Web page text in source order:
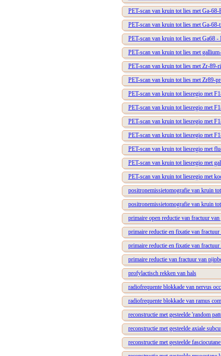
PET-scan van kruin tot lies met Ga-68-
PET-scan van kruin tot lies met Ga-68-
PET-scan van kruin tot lies met Ga68
PET-scan van kruin tot lies met
PET-scan van kruin tot lies met Zr-89-
PET-scan van kruin tot lies met Zr89-
PET-scan van kruin tot liesregio met
PET-scan van kruin tot liesregio met
PET-scan van kruin tot liesregio met
PET-scan van kruin tot liesregio met
PET-scan van kruin tot liesregio met
PET-scan van kruin tot liesregio met
PET-scan van kruin tot liesregio met
positronemissietomografie van kruin
positronemissietomografie van kruin
primaire open reductie van fractuur
primaire reductie en fixatie van
primaire reductie en fixatie van
primaire reductie van fractuur van
profylactisch rekken van hals
radiofrequente blokkade van nervus
radiofrequente blokkade van ramus
reconstructie met gesteelde 'random
reconstructie met gesteelde axiale
reconstructie met gesteelde